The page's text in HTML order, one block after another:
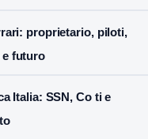
proprietario, piloti,
e futuro
Italia: SSN, Co ti e